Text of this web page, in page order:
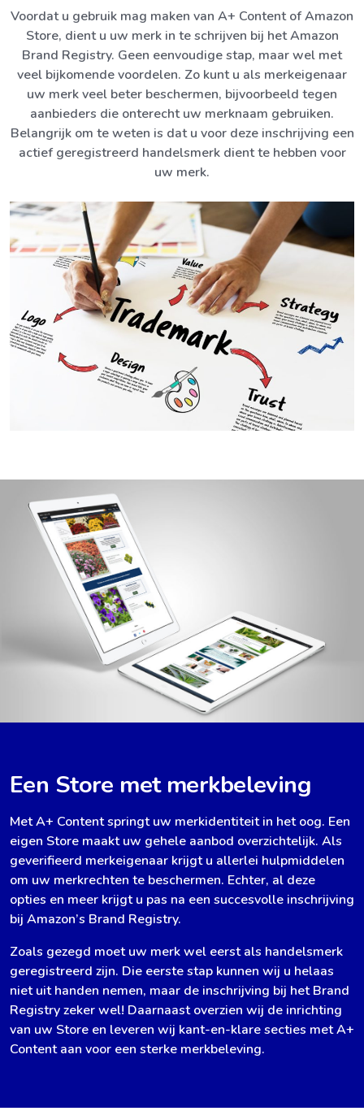
Voordat u gebruik mag maken van A+ Content of Amazon
Store, dient u uw merk in te schrijven bij het Amazon
Brand Registry. Geen eenvoudige stap, maar wel met
veel bijkomende voordelen. Zo kunt u als merkeigenaar
uw merk veel beter beschermen, bijvoorbeeld tegen
aanbieders die onterecht uw merknaam gebruiken.
Belangrijk om te weten is dat u voor deze inschrijving een
actief geregistreerd handelsmerk dient te hebben voor
uw merk.
Een Store met merkbeleving
Met A+ Content springt uw merkidentiteit in het oog. Een
eigen Store maakt uw gehele aanbod overzichtelijk. Als
geverifieerd merkeigenaar krijgt u allerlei hulpmiddelen
om uw merkrechten te beschermen. Echter, al deze
opties en meer krijgt u pas na een succesvolle inschrijving
bij Amazon’s Brand Registry.
Zoals gezegd moet uw merk wel eerst als handelsmerk
geregistreerd zijn. Die eerste stap kunnen wij u helaas
niet uit handen nemen, maar de inschrijving bij het Brand
Registry zeker wel! Daarnaast overzien wij de inrichting
van uw Store en leveren wij kant-en-klare secties met A+
Content aan voor een sterke merkbeleving.